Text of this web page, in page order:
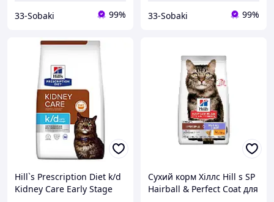
33-Sobaki 99% 33-Sobaki 99%
Hill`s Prescription Diet k/d
Kidney Care Early Stage
Сухий корм Хіллс Hill s SP
Hairball & Perfect Coat для